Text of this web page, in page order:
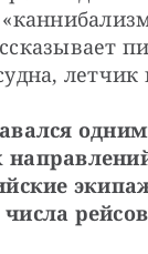
летчик